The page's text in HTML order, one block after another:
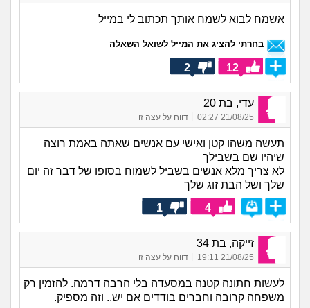
אשמח לבוא לשמח אותך תכתוב לי במייל
בחרתי להציג את המייל לשואל השאלה
12
2
עדי, בת 20
21/08/25 02:27
| דווח על עצה זו
תעשה משהו קטן ואישי עם אנשים שאתה באמת רוצה
שיהיו שם בשבילך
לא צריך מלא אנשים בשביל לשמוח בסופו של דבר זה יום
שלך ושל הבת זוג שלך
4
1
זייקה, בת 34
21/08/25 19:11
| דווח על עצה זו
לעשות חתונה קטנה במסעדה בלי הרבה דרמה. להזמין רק
משפחה קרובה וחברים בודדים אם יש.. וזה מספיק.